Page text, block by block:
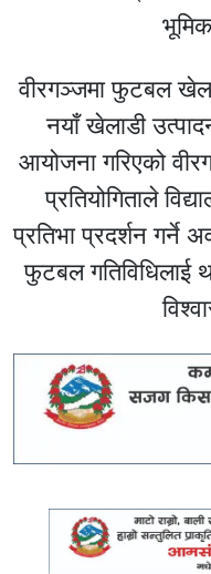
वीरगञ्जमा फुटबल
नयाँ खेलाडी
आयोजना गरिएको
प्रतियोगिताले
प्रतिभा प्रदर्शन गर्ने
फुटबल गतिविधिलाई